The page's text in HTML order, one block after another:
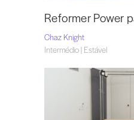
Reformer Power
Chaz Knight
Intermédio | Estável